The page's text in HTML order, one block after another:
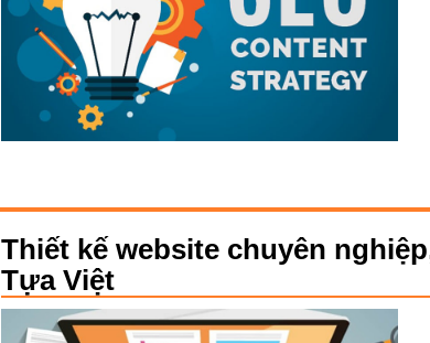
Thiết kế website chuyên
Tựa Việt